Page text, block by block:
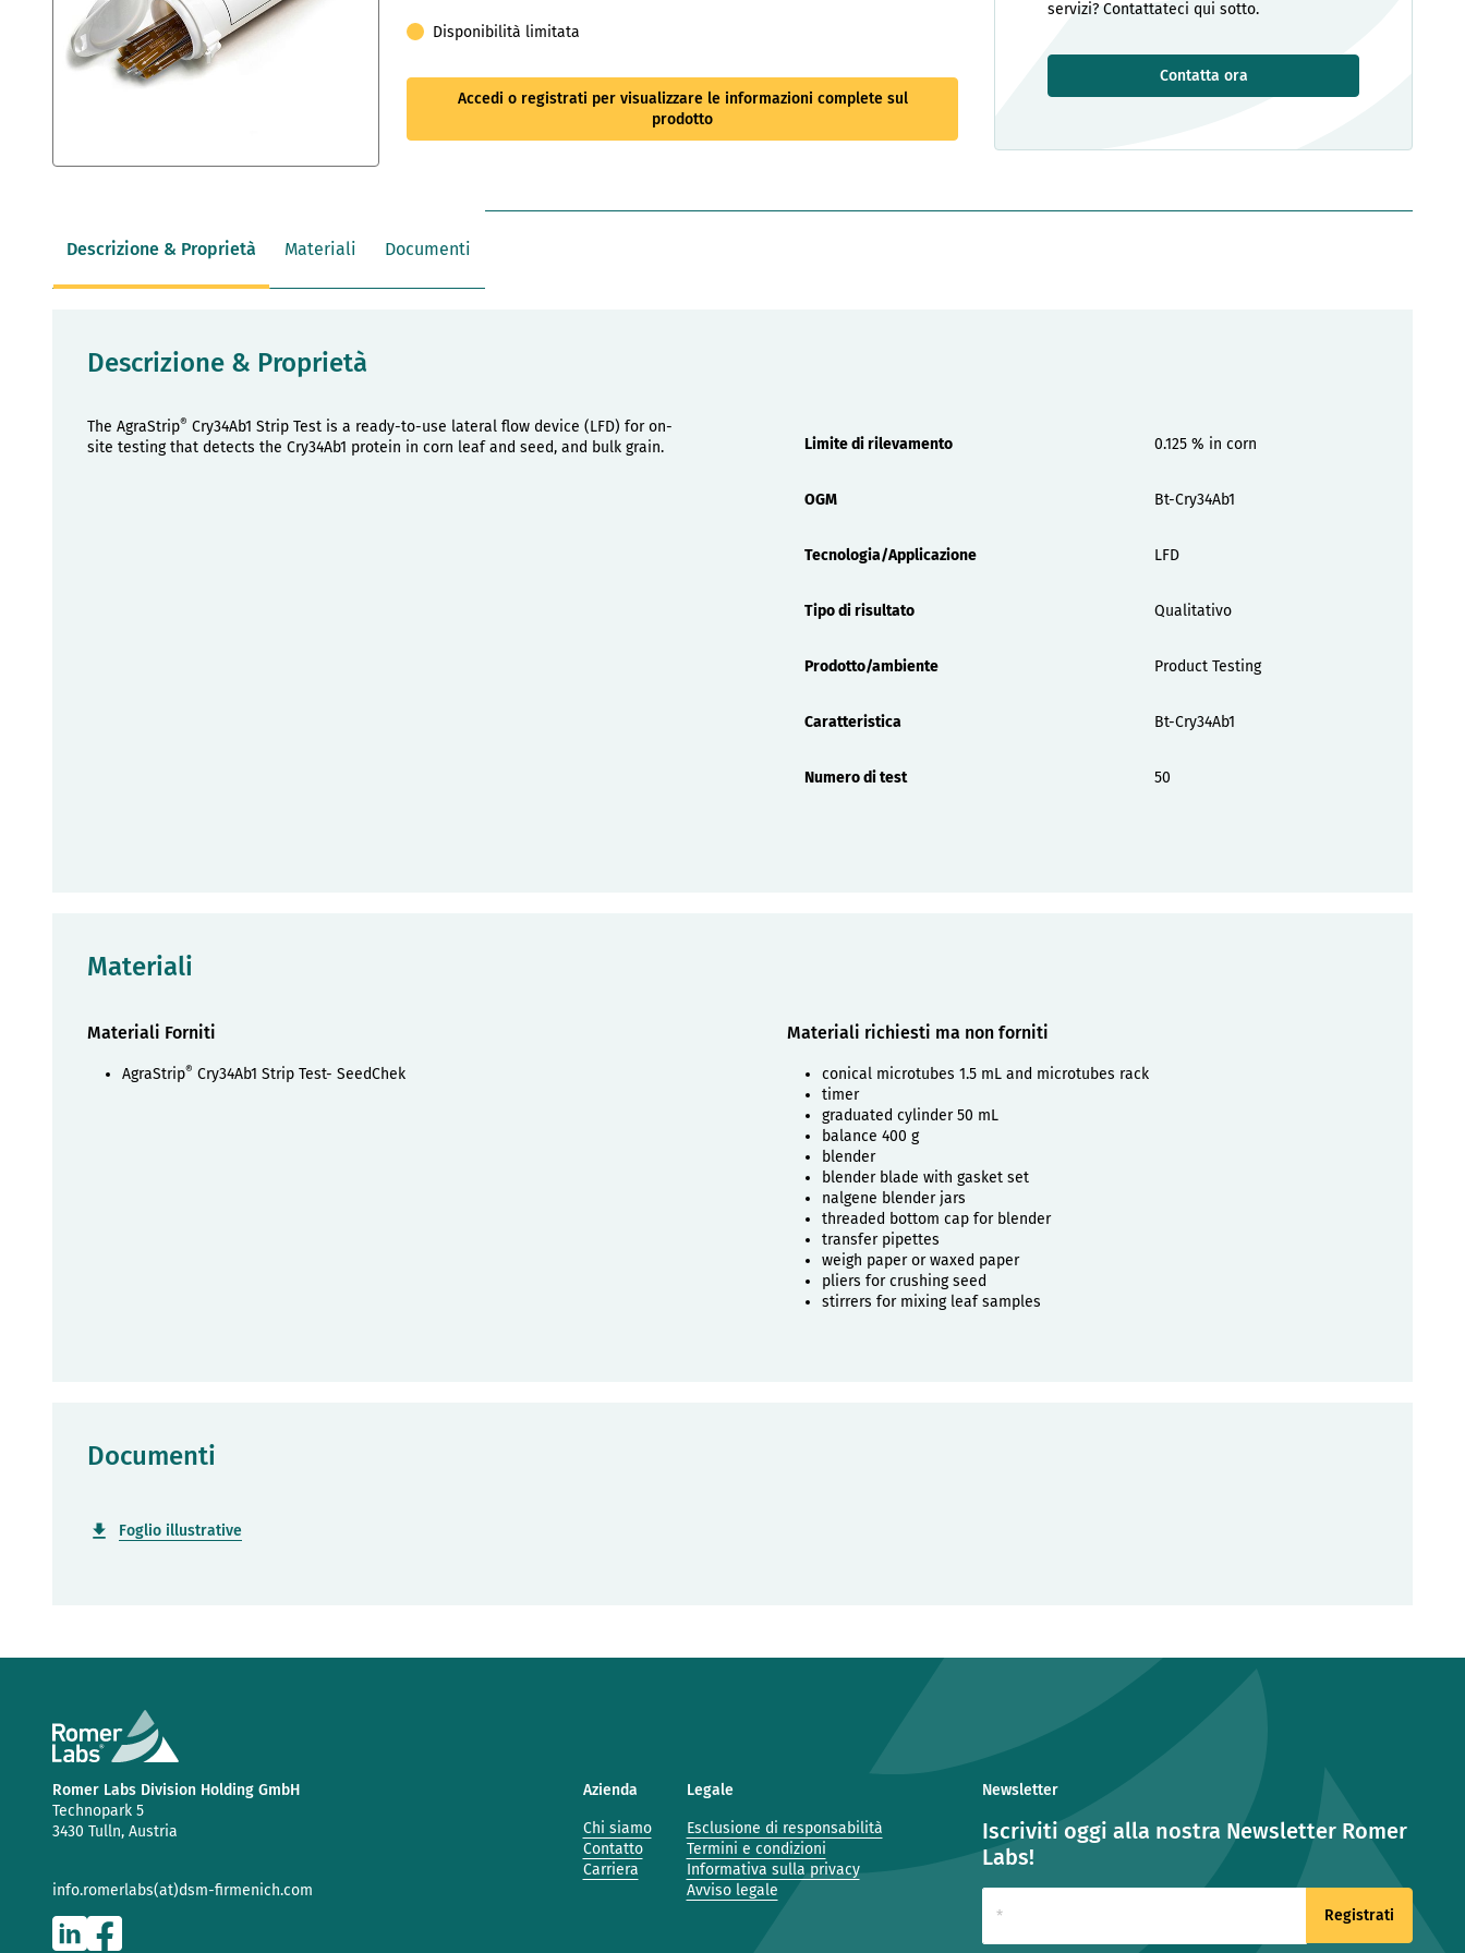
Disponibilità limitata
Accedi o registrati per visualizzare le informazioni complete sul
prodotto
servizi? Contattateci qui sotto.
Contatta ora
Descrizione & Proprietà Materiali Documenti
Descrizione & Proprietà
The AgraStrip® Cry34Ab1 Strip Test is a ready-to-use lateral flow device (LFD) for on-
site testing that detects the Cry34Ab1 protein in corn leaf and seed, and bulk grain.
Limite di rilevamento
0.125 % in corn
OGM Bt-Cry34Ab1
Tecnologia/Applicazione LFD
Tipo di risultato Qualitativo
Prodotto/ambiente Product Testing
Caratteristica Bt-Cry34Ab1
Numero di test 50
Materiali
Materiali Forniti
AgraStrip® Cry34Ab1 Strip Test- SeedChek
Materiali richiesti ma non forniti
conical microtubes 1.5 mL and microtubes rack
timer
graduated cylinder 50 mL
balance 400 g
blender
blender blade with gasket set
nalgene blender jars
threaded bottom cap for blender
transfer pipettes
weigh paper or waxed paper
pliers for crushing seed
stirrers for mixing leaf samples
Documenti
Foglio illustrative
Romer Labs Division Holding GmbH
Technopark 5
3430 Tulln, Austria
info.romerlabs(at)dsm-firmenich.com
Azienda
Chi siamo
Contatto
Carriera
Legale
Esclusione di responsabilità
Termini e condizioni
Informativa sulla privacy
Avviso legale
Newsletter
Iscriviti oggi alla nostra Newsletter Romer
Labs!